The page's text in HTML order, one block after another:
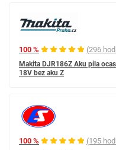
100 % (296
Makita DJR186Z Aku pila
18V bez aku Z
100 % (195